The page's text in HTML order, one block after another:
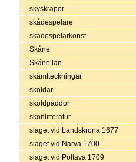
skyskrapor
skådespelare
skådespelarkonst
Skåne
Skåne län
skämtteckningar
sköldar
sköldpaddor
skönlitteratur
slaget vid Landskrona 1677
slaget vid Narva 1700
slaget vid Poltava 1709